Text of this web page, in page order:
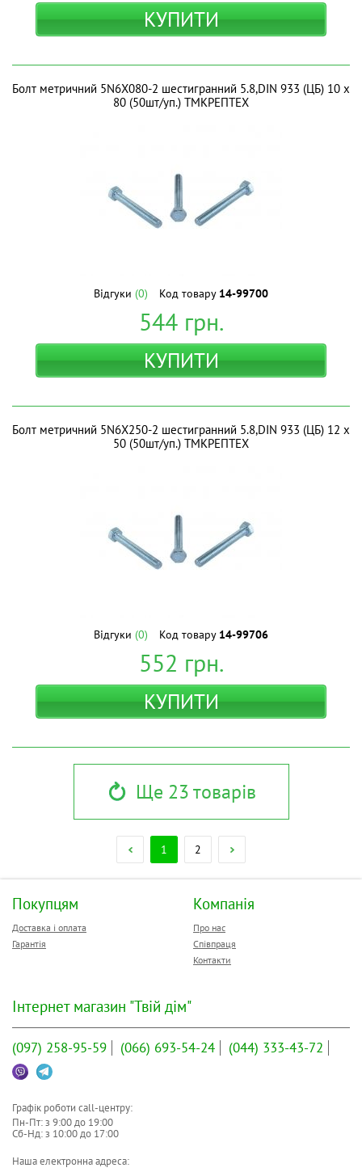
КУПИТИ
Болт метричний 5N6X080-2 шестигранний 5.8,DIN 933 (ЦБ) 10 х
80 (50шт/уп.) ТМКРЕПТЕХ
Відгуки (0) Код товару 14-99700
544грн.
КУПИТИ
Болт метричний 5N6X250-2 шестигранний 5.8,DIN 933 (ЦБ) 12 х
50 (50шт/уп.) ТМКРЕПТЕХ
Відгуки (0) Код товару 14-99706
552 грн.
КУПИТИ
Ще 23 товарів
1 2
Покупцям
Доставка і оплата
Гарантія
Компанія
Про нас
Співпраця
Контакти
Інтернет магазин "Твій дім"
(097) 258-95-59 (066) 693-54-24 (044) 333-43-72
Графік роботи call-центру:
Пн-Пт: з 9:00до 19:00
Сб-Нд: з 10:00до 17:00
Наша електронна адреса: